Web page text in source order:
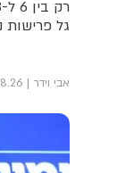
גל
אבי וידר